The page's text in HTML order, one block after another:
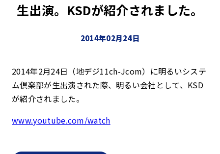
生出演。KSDが紹介されました。
2014年02月24日
2014年2月24日（地デジ11ch-Jcom）に明るいシステ
ム倶楽部が生出演された際、明るい会社として、KSD
が紹介されました。
www.youtube.com/watch